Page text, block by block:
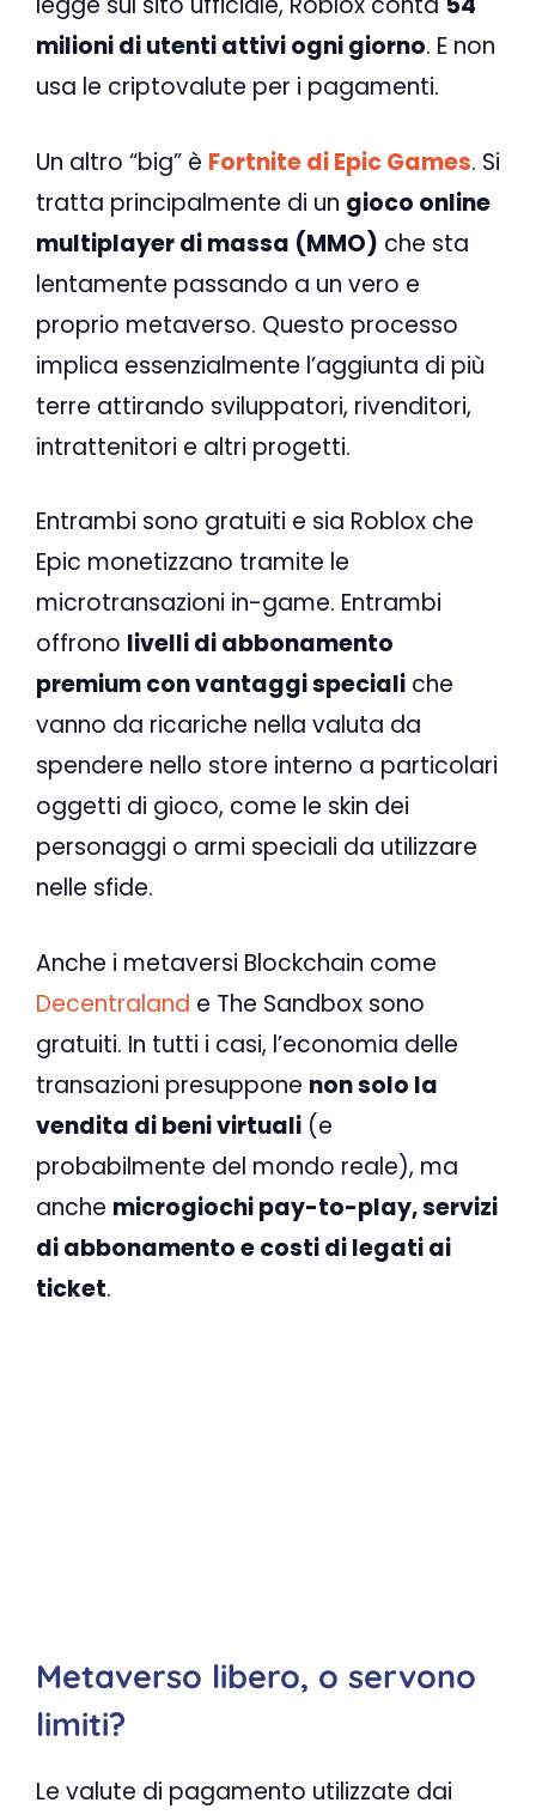
milioni di utenti attivi ogni giorno. E non
usa le criptovalute per i pagamenti.
Un altro “big” è Fortnite di Epic Games. Si
tratta principalmente di un gioco online
multiplayer di massa (MMO) che sta
lentamente passando a un vero e
proprio metaverso. Questo processo
implica essenzialmente l’aggiunta di più
terre attirando sviluppatori, rivenditori,
intrattenitori e altri progetti.
Entrambi sono gratuiti e sia Roblox che
Epic monetizzano tramite le
microtransazioni in-game. Entrambi
offrono livelli di abbonamento
premium con vantaggi speciali che
vanno da ricariche nella valuta da
spendere nello store interno a particolari
oggetti di gioco, come le skin dei
personaggi o armi speciali da utilizzare
nelle sfide.
Anche i metaversi Blockchain come
Decentraland e The Sandbox sono
gratuiti. In tutti i casi, l’economia delle
transazioni presuppone non solo la
vendita di beni virtuali (e
probabilmente del mondo reale), ma
anche microgiochi pay-to-play, servizi
di abbonamento e costi di legati ai
ticket.
Metaverso libero, o servono
limiti?
Le valute di pagamento utilizzate dai